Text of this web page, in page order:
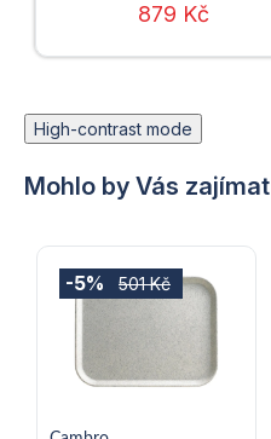
879 Kč
High-contrast mode
Mohlo by Vás zajímat
501 Kč
-5%